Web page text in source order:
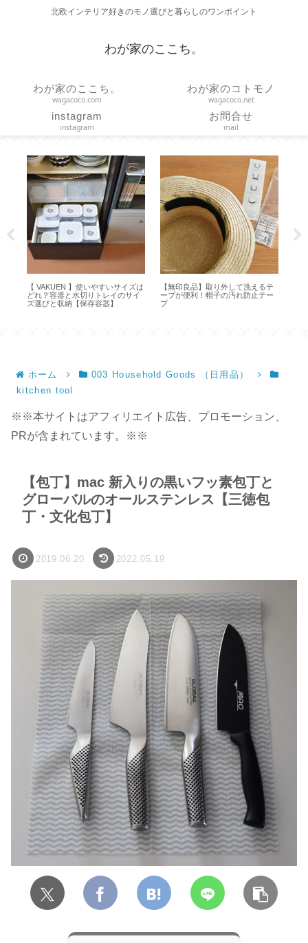
北欧インテリア好きのモノ選びと暮らしのワンポイント
わが家のここち。
わが家のここち。
wagacoco.com
わが家のコトモノ
wagacoco.net
instagram
instagram
お問合せ
mail
【作り方】枕カバーは直線縫いで
簡単ハンドメイド【 43cm×63cm
ピローケース 】
【 FANCL 】ツモリチサト コラボ
の保冷バッグと保冷ボトルが可愛
い♪【ご愛顧感謝キャンペーン】
ホーム
003 Household Goods （日用品）
kitchen tool
※※本サイトはアフィリエイト広告、プロモーション、
PRが含まれています。※※
【包丁】mac 新入りの黒いフッ素包丁と
グローバルのオールステンレス【三徳包
丁・文化包丁】
2019.06.20 2022.05.19